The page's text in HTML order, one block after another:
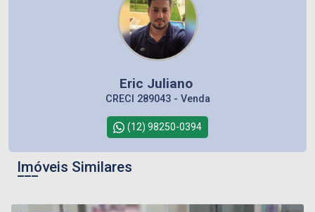
Eric Juliano
CRECI 289043 - Venda
(12) 98250-0394
Imóveis Similares